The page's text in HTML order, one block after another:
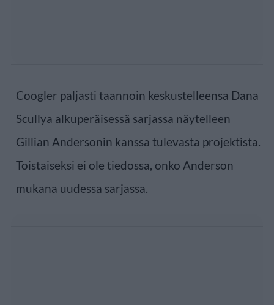
Coogler paljasti taannoin keskustelleensa Dana
Scullya alkuperäisessä sarjassa näytelleen
Gillian Andersonin kanssa tulevasta projektista.
Toistaiseksi ei ole tiedossa, onko Anderson
mukana uudessa sarjassa.